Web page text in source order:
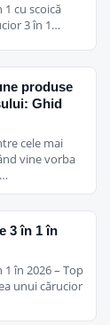
1 cu scoică
3 în 1…
produse
Ghid
cele mai
vine vorba
3 în 1 în
în 2026 – Top
unui cărucior